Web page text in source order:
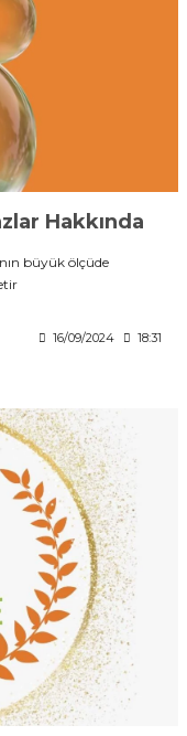
Hakkında
büyük ölçüde
16/09/2024 18:31